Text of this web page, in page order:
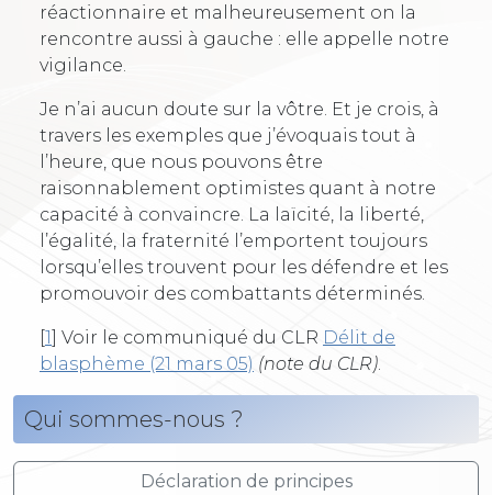
réactionnaire et malheureusement on la
rencontre aussi à gauche : elle appelle notre
vigilance.
Je n’ai aucun doute sur la vôtre. Et je crois, à
travers les exemples que j’évoquais tout à
l’heure, que nous pouvons être
raisonnablement optimistes quant à notre
capacité à convaincre. La laïcité, la liberté,
l’égalité, la fraternité l’emportent toujours
lorsqu’elles trouvent pour les défendre et les
promouvoir des combattants déterminés.
[1] Voir le communiqué du CLR Délit de
blasphème (21 mars 05) (note du CLR)
Qui sommes-nous ?
Déclaration de principes